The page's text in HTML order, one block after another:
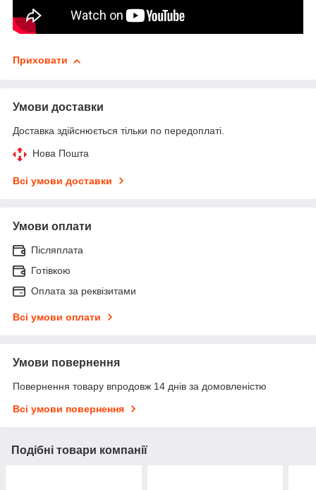
Приховати
Умови доставки
Доставка здійснюється тільки по передоплаті.
Нова Пошта
Всі умови доставки
Умови оплати
Післяплата
Готівкою
Оплата за реквізитами
Всі умови оплати
Умови повернення
Повернення товару впродовж 14 днів за домовленістю
Всі умови повернення
Подібні товари компанії